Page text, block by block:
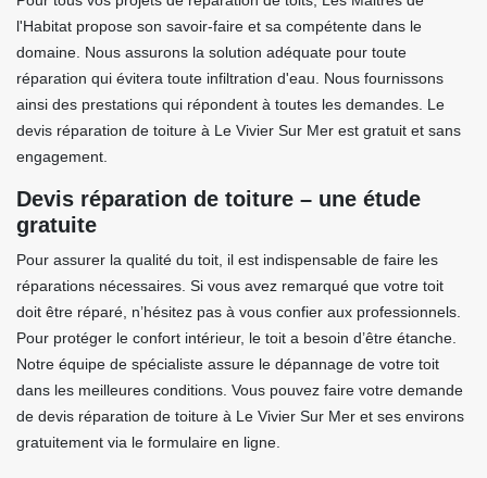
l'Habitat propose son savoir-faire et sa compétente dans le
domaine. Nous assurons la solution adéquate pour toute
réparation qui évitera toute infiltration d'eau. Nous fournissons
ainsi des prestations qui répondent à toutes les demandes. Le
devis réparation de toiture à Le Vivier Sur Mer est gratuit et sans
engagement.
Devis réparation de toiture – une étude
gratuite
Pour assurer la qualité du toit, il est indispensable de faire les
réparations nécessaires. Si vous avez remarqué que votre toit
doit être réparé, n’hésitez pas à vous confier aux professionnels.
Pour protéger le confort intérieur, le toit a besoin d’être étanche.
Notre équipe de spécialiste assure le dépannage de votre toit
dans les meilleures conditions. Vous pouvez faire votre demande
de devis réparation de toiture à Le Vivier Sur Mer et ses environs
gratuitement via le formulaire en ligne.